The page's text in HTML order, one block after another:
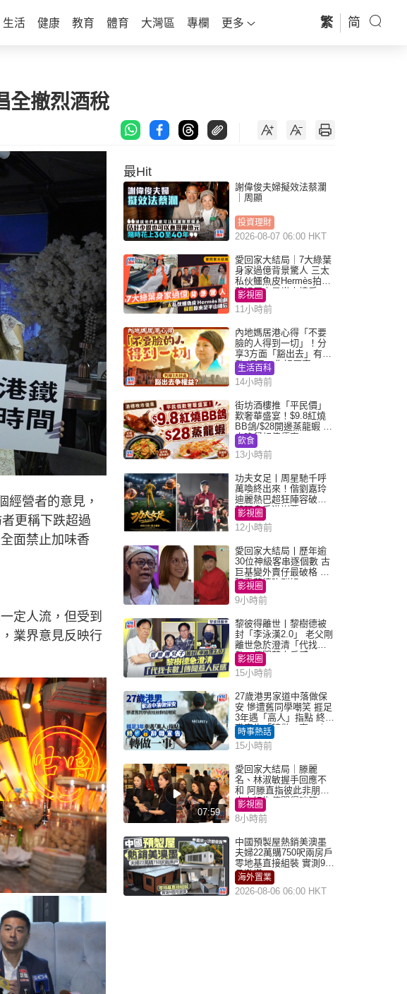
生活 健康 教育 體育 大灣區 專欄 更多 繁 简
全撤烈酒稅
經營者的意見，
更稱下跌超過
面禁止加味香
定人流，但受到
業界意見反映行
最Hit
謝偉俊夫婦擬效法蔡瀾
｜周顯
投資理財
2026-08-07 06:00 HKT
愛回家大結局｜7大綠葉
身家過億背景驚人 三太
私伙鱷魚皮Hermès拍劇
蘇姐原來是半山樓后
影視圈
11小時前
內地媽居港心得「不要
臉的人得到一切」！分
享3方面「豁出去」有著
數 網民：你好厲害
生活百科
14小時前
街坊酒樓推「平民價」
歎奢華盛宴！$9.8紅燒
BB鴿/$28開邊蒸龍蝦 3
大晚餐超值優惠
飲食
13小時前
功夫女足丨周星馳千呼
萬喚終出來！偕劉嘉玲
迪麗熱巴超狂陣容破天
荒現身香港謝票
影視圈
12小時前
愛回家大結局丨歷年逾
30位神級客串逐個數 古
巨基變外賣仔最破格 歐
陽震華情陷群姐
影視圈
9小時前
黎彼得離世丨黎樹德被
封「李泳漢2.0」 老父剛
離世急於澄清「代找卡
數」傳聞惹人反感
影視圈
15小時前
27歲港男家道中落做保
安 慘遭舊同學嘲笑 捱足
3年遇「高人」指點 終辭
職宣告「轉做一事」｜
Juicy叮
時事熱話
15小時前
07:59
愛回家大結局｜滕麗
名、林淑敏握手回應不
和 阿滕直指彼此非朋友
大小姐指傳聞得啖笑
影視圈
8小時前
中國預製屋熱銷美澳墨
夫婦22萬購750呎兩房戶
零地基直接組裝 實測9個
月激讚
海外置業
2026-08-06 06:00 HKT